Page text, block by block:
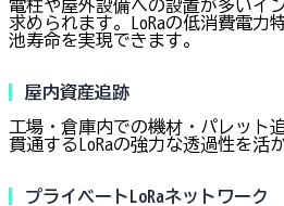
電柱や屋外設備への設置が多いイ
求められます。LoRaの低消費電力
池寿命を実現できます。
屋内資産追跡
工場・倉庫内での機材・パレット
貫通するLoRaの強力な透過性を活
プライベートLoRaネットワーク